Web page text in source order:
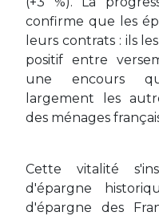
confirme que les
leurs contrats : ils
positif entre
une encours
largement les
des ménages
Cette vitalité
d'épargne
d'épargne des